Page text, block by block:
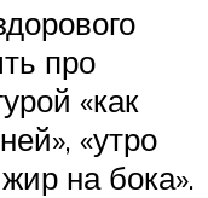
про
«как
«утро
на бока».